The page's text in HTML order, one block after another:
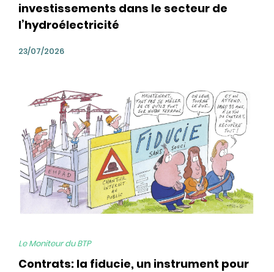
investissements dans le secteur de
l’hydroélectricité
23/07/2026
Le Moniteur du BTP
Contrats: la fiducie, un instrument pour